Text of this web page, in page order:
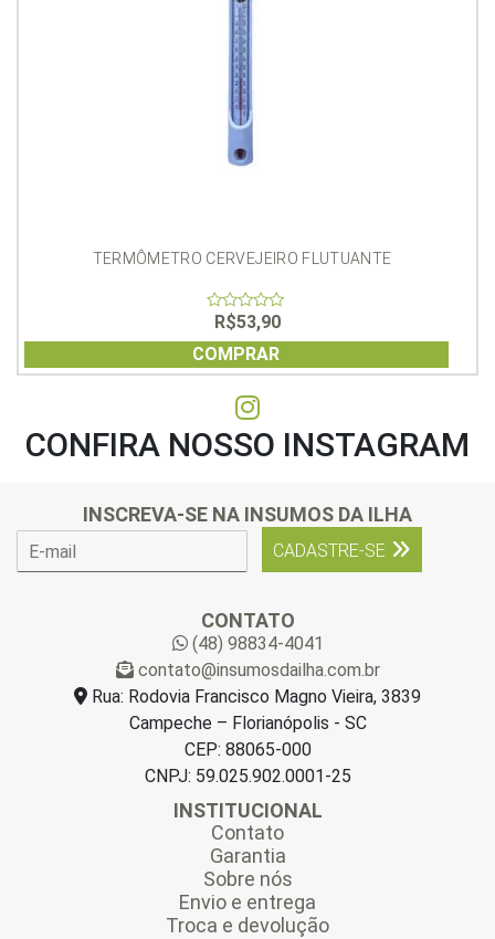
TERMÔMETRO CERVEJEIRO FLUTUANTE
of
5
R$53,90
COMPRAR
CONFIRA NOSSO INSTAGRAM
INSCREVA-SE NA INSUMOS DA ILHA
CADASTRE-SE
CONTATO
(48) 98834-4041
contato@insumosdailha.com.br
Rua: Rodovia Francisco Magno Vieira, 3839
Campeche – Florianópolis - SC
CEP: 88065-000
CNPJ: 59.025.902.0001-25
INSTITUCIONAL
Contato
Garantia
Sobre nós
Envio e entrega
Troca e devolução